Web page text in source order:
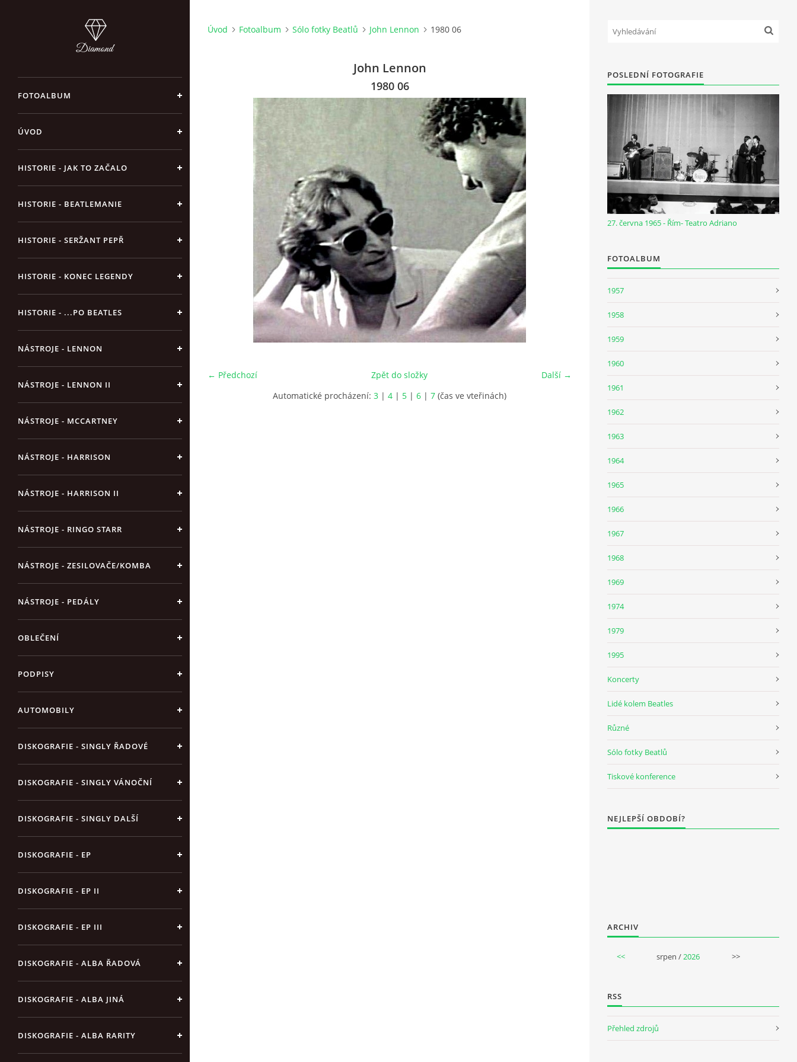
FOTOALBUM
ÚVOD
HISTORIE - JAK TO ZAČALO
HISTORIE - BEATLEMANIE
HISTORIE - SERŽANT PEPŘ
HISTORIE - KONEC LEGENDY
HISTORIE - ...PO BEATLES
NÁSTROJE - LENNON
NÁSTROJE - LENNON II
NÁSTROJE - MCCARTNEY
NÁSTROJE - HARRISON
NÁSTROJE - HARRISON II
NÁSTROJE - RINGO STARR
NÁSTROJE - ZESILOVAČE/KOMBA
NÁSTROJE - PEDÁLY
OBLEČENÍ
PODPISY
AUTOMOBILY
DISKOGRAFIE - SINGLY ŘADOVÉ
DISKOGRAFIE - SINGLY VÁNOČNÍ
DISKOGRAFIE - SINGLY DALŠÍ
DISKOGRAFIE - EP
DISKOGRAFIE - EP II
DISKOGRAFIE - EP III
DISKOGRAFIE - ALBA ŘADOVÁ
DISKOGRAFIE - ALBA JINÁ
DISKOGRAFIE - ALBA RARITY
Úvod Fotoalbum Sólo fotky Beatlů John Lennon 1980 06
John Lennon
1980 06
← Předchozí Další →
Zpět do složky
Automatické procházení: 3 | 4 | 5 | 6 | 7 (čas ve vteřinách)
POSLEDNÍ FOTOGRAFIE
27. června 1965 - Řím- Teatro Adriano
FOTOALBUM
1957
1958
1959
1960
1961
1962
1963
1964
1965
1966
1967
1968
1969
1974
1979
1995
Koncerty
Lidé kolem Beatles
Různé
Sólo fotky Beatlů
Tiskové konference
NEJLEPŠÍ OBDOBÍ?
ARCHIV
<< srpen /2026 >>
RSS
Přehled zdrojů